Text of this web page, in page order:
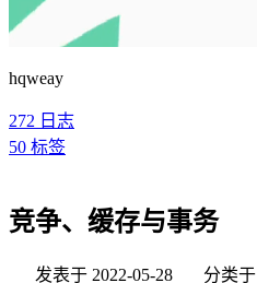
hqweay
272 日志
50 标签
竞争、缓存与事务
发表于 2022-05-28 分类于